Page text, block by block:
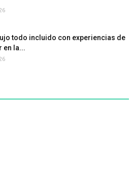
todo incluido con experiencias de
en la...